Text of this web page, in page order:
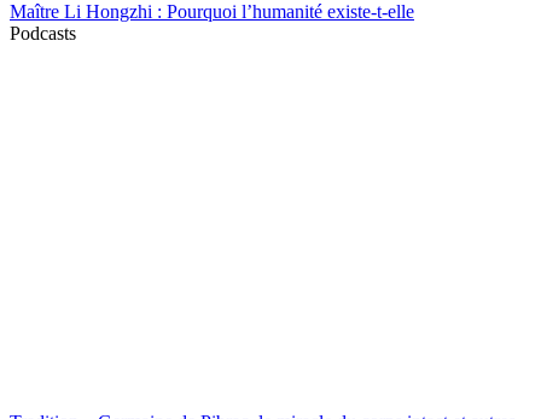
Maître Li Hongzhi : Pourquoi l’humanité existe-t-elle
Podcasts